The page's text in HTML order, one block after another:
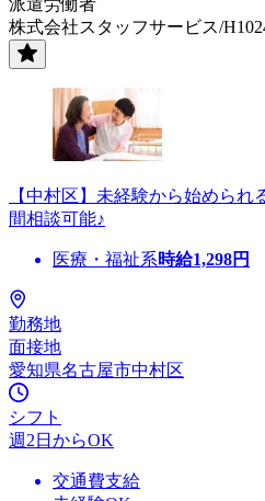
株式会社スタッフサービス/
【中村区】未経験から始めら
間相談可能♪
医療・福祉系時給1,298円
勤務地
面接地
愛知県名古屋市中村区
シフト
週2日からOK
交通費支給